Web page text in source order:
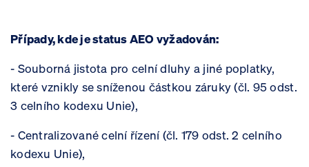
Případy, kde je status AEO vyžadován:
- Souborná jistota pro celní dluhy a jiné poplatky,
které vznikly se sníženou částkou záruky (čl. 95 odst.
3 celního kodexu Unie),
- Centralizované celní řízení (čl. 179 odst. 2 celního
kodexu Unie),